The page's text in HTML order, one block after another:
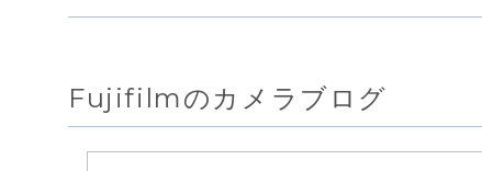
Fujifilmのカメラブログ